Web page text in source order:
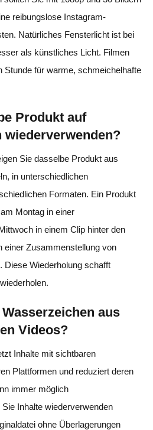
reibungslose Instagram-
Natürliches Fensterlicht ist bei
als künstliches Licht. Filmen
Stunde für warme, schmeichelhafte
Produkt auf
wiederverwenden?
Sie dasselbe Produkt aus
in unterschiedlichen
Formaten. Ein Produkt
Montag in einer
in einem Clip hinter den
einer Zusammenstellung von
Diese Wiederholung schafft
aus
Videos?
Inhalte mit sichtbaren
Plattformen und reduziert deren
immer möglich
Inhalte wiederverwenden
ohne Überlagerungen